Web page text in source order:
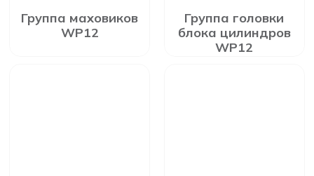
Группа маховиков
WP12
Группа головки
блока цилиндров
WP12